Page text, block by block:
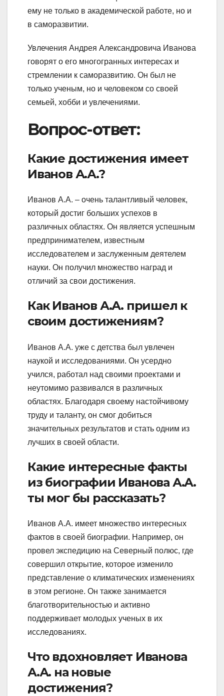
ему не только в академической работе, но и
в саморазвитии.
Увлечения Андрея Александровича Иванова
говорят о его многогранных интересах и
стремлении к саморазвитию. Он был не
только ученым, но и человеком со своей
семьей, хобби и увлечениями.
Вопрос-ответ:
Какие достижения имеет
Иванов А.А.?
Иванов А.А. – очень талантливый человек,
который достиг больших успехов в
различных областях. Он является успешным
предпринимателем, известным
исследователем и заслуженным деятелем
науки. Он получил множество наград и
отличий за свои достижения.
Как Иванов А.А. пришел к
своим достижениям?
Иванов А.А. уже с детства был увлечен
наукой и исследованиями. Он усердно
учился, работал над своими проектами и
неутомимо развивался в различных
областях. Благодаря своему настойчивому
труду и таланту, он смог добиться
значительных результатов и стать одним из
лучших в своей области.
Какие интересные факты
из биографии Иванова А.А.
ты мог бы рассказать?
Иванов А.А. имеет множество интересных
фактов в своей биографии. Например, он
провел экспедицию на Северный полюс, где
совершил открытие, которое изменило
представление о климатических изменениях
в этом регионе. Он также занимается
благотворительностью и активно
поддерживает молодых ученых в их
исследованиях.
Что вдохновляет Иванова
А.А. на новые
достижения?